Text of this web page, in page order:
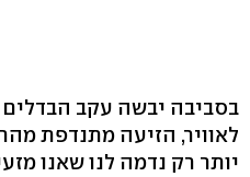
בסביבה יבשה עקב הבדלים
לאוויר, הזיעה מתנדפת
יותר רק נדמה לנו שאנו